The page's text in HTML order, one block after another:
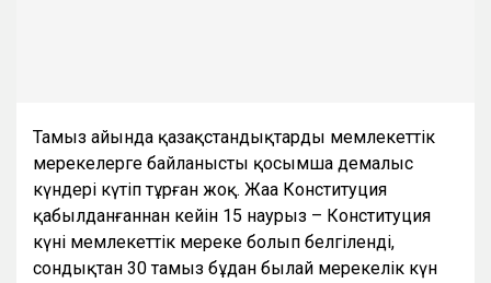
Тамыз айында қазақстандықтарды мемлекеттік
мерекелерге байланысты қосымша демалыс
күндері күтіп тұрған жоқ. Жаңа Конституция
қабылданғаннан кейін 15 наурыз – Конституция
күні мемлекеттік мереке болып белгіленді,
сондықтан 30 тамыз бұдан былай мерекелік күн